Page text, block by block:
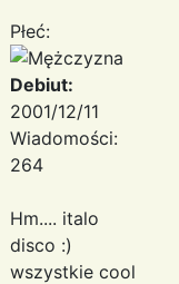
Płeć:
Debiut:
2001/12/11
Wiadomości:
264
Hm.... italo
disco :)
wszystkie cool